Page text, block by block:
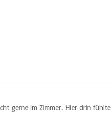
gerne im Zimmer. Hier drin fühlte